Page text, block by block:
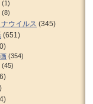
(1)
(8)
ウイルス (345)
(651)
(354)
(45)